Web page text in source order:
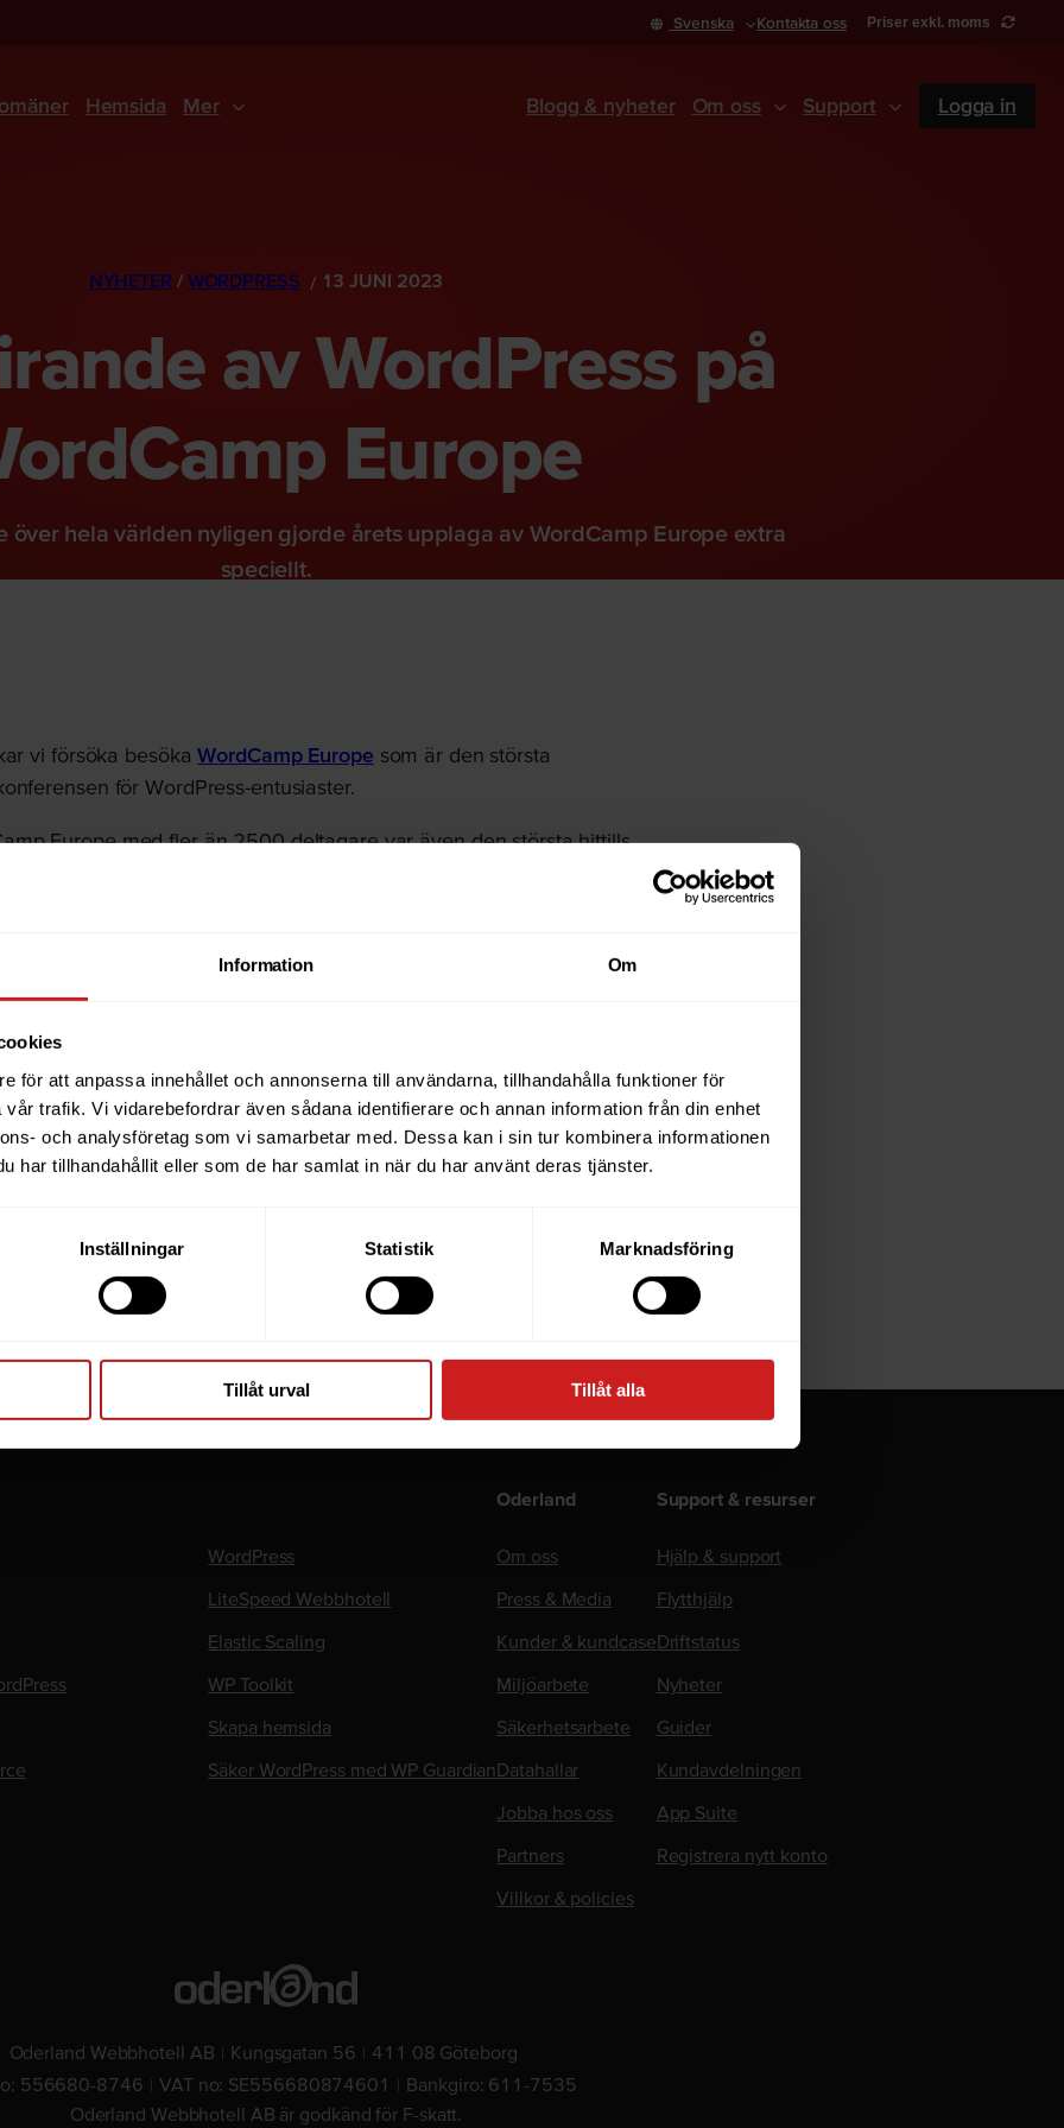
Information Om
för att anpassa innehållet och annonserna till användarna, tillhandahålla funktioner för
trafik. Vi vidarebefordrar även sådana identifierare och annan information från din enhet
och analysföretag som vi samarbetar med. Dessa kan i sin tur kombinera informationen
har tillhandahållit eller som de har samlat in när du har använt deras tjänster.
Inställningar Statistik Marknadsföring
Tillåt urval Tillåt alla
Svenska Kontakta oss Priser exkl. moms
Hemsida Mer Blogg & nyheter Om oss Support Logga in
NYHETER / WORDPRESS 13 JUNI 2023
av WordPress på
Europe
över hela världen nyligen gjorde årets upplaga av WordCamp Europe extra
speciellt.
vi försöka besökaWordCamp Europe som är den största
för WordPress-entusiaster.
Europe med fler än 2500 deltagare var även den största hittills
människor från olika delar av världen. Hela 100 olika länder
WordCamp!
fokus var såklart mycket på AI för utvecklare och designers, men
innehåll och bildoptimering. Vikten av tillgänglighet samt
oss i bilden ovan?
WordPress
LiteSpeed Webbhotell
Elastic Scaling
WP Toolkit
Skapa hemsida
Säker WordPress med WP Guardian
Oderland
Om oss
Press & Media
Kunder & kundcase
Miljöarbete
Säkerhetsarbete
Datahallar
Jobba hos oss
Partners
Villkor & policies
Support & resurser
Hjälp & support
Flytthjälp
Driftstatus
Nyheter
Guider
Kundavdelningen
App Suite
Registrera nytt konto
Oderland Webbhotell AB Kungsgatan 56
411 08 Göteborg
556680-8746
VAT no: SE556680874601
Bankgiro: 611-7535
Oderland Webbhotell AB är godkänd för F-skatt.